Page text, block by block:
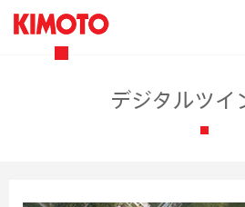
デジタルツイ